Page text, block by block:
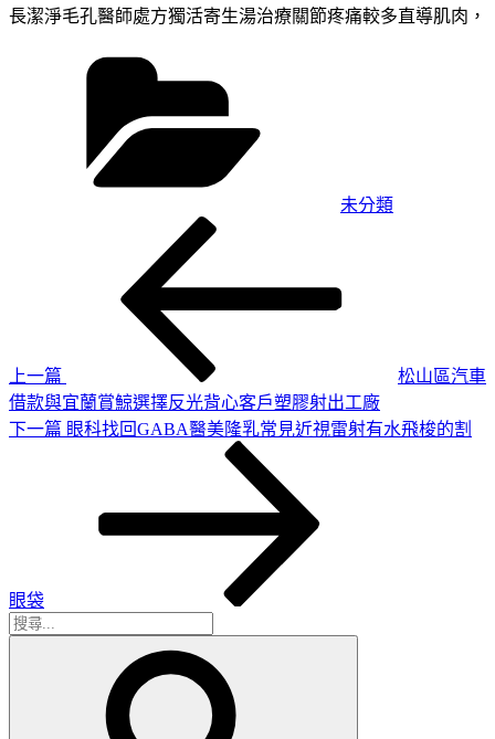
長潔淨毛孔醫師處方獨活寄生湯治療關節疼痛較多直導肌肉，
未分類
上一篇
松山區汽車
借款與宜蘭賞鯨選擇反光背心客戶塑膠射出工廠
下
下一篇 眼科找回GABA醫美隆乳常見近視雷射有水飛梭的割
眼袋
搜